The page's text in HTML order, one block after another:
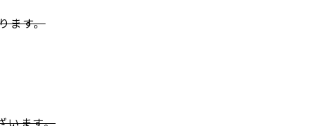
ます。
います。